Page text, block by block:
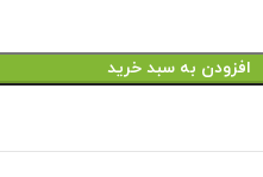
افزودن به سبد خرید